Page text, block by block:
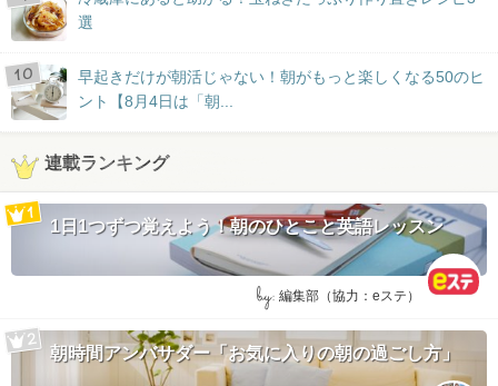
選
早起きだけが朝活じゃない！朝がもっと楽しくなる50のヒ
ント【8月4日は「朝...
連載ランキング
1日1つずつ覚えよう！朝のひとこと英語レッスン
by: 編集部（協力：eステ）
朝時間アンバサダー「お気に入りの朝の過ごし方」